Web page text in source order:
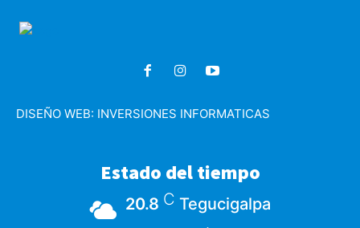
DISEÑO WEB: INVERSIONES INFORMATICAS
Estado del tiempo
20.8 C Tegucigalpa